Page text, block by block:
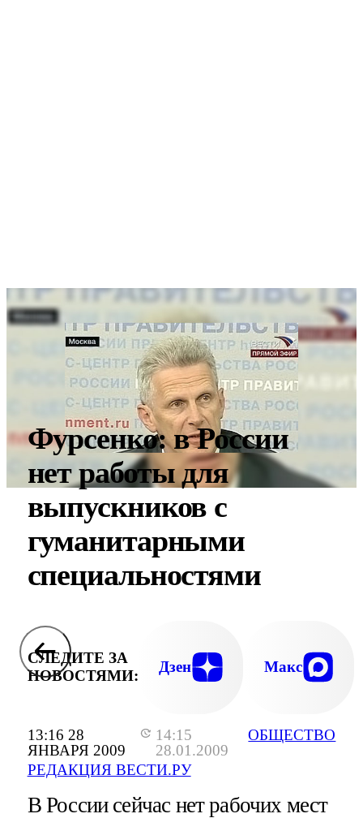
13:16 28
ЯНВАРЯ 2009
14:15
28.01.2009
РЕДАКЦИЯ ВЕСТИ.РУ
ОБЩЕСТВО
Фурсенко: в России
нет работы для
выпускников с
гуманитарными
специальностями
СЛЕДИТЕ ЗА
НОВОСТЯМИ:
Дзен Макс
В России сейчас нет рабочих мест